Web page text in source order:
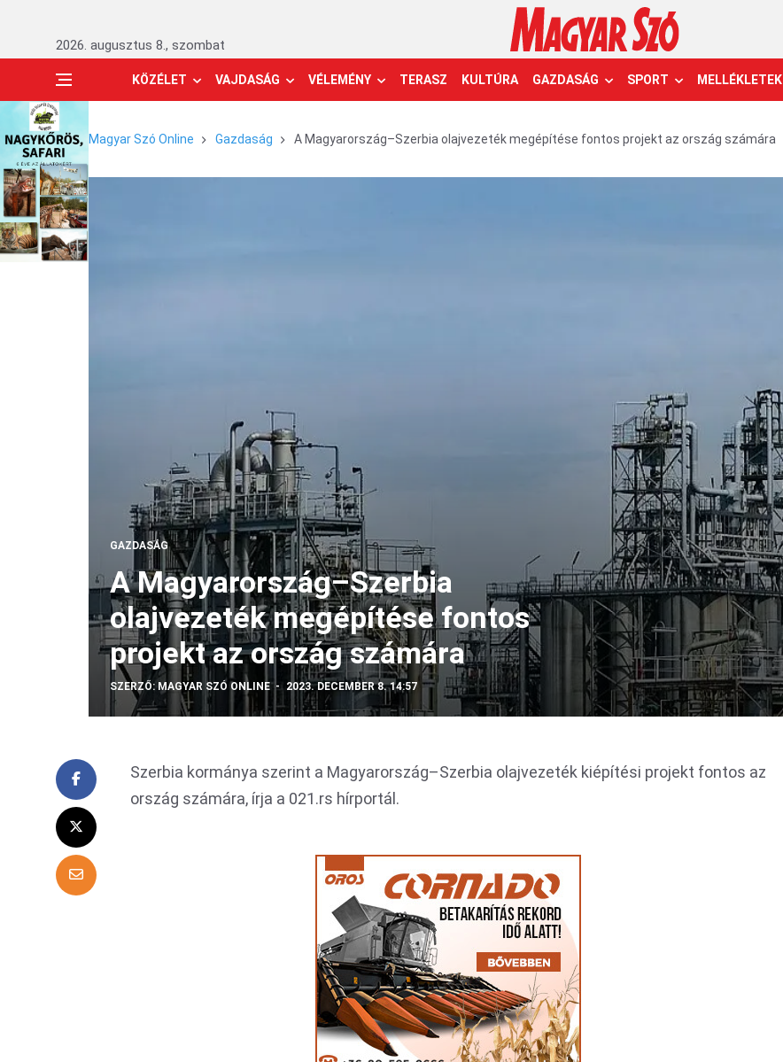
2026. augusztus 8., szombat
KÖZÉLET VAJDASÁG VÉLEMÉNY TERASZ KULTÚRA GAZDASÁG SPORT MELLÉKLETEK
Magyar Szó Online Gazdaság A Magyarország–Szerbia olajvezeték megépítése fontos projekt az ország számára
GAZDASÁG
A Magyarország–Szerbia
olajvezeték megépítése fontos
projekt az ország számára
SZERZŐ:MAGYAR SZÓ ONLINE 2023. DECEMBER 8. 14:57
Szerbia kormánya szerint a Magyarország–Szerbia olajvezeték kiépítési projekt fontos az
ország számára, írja a 021.rs hírportál.